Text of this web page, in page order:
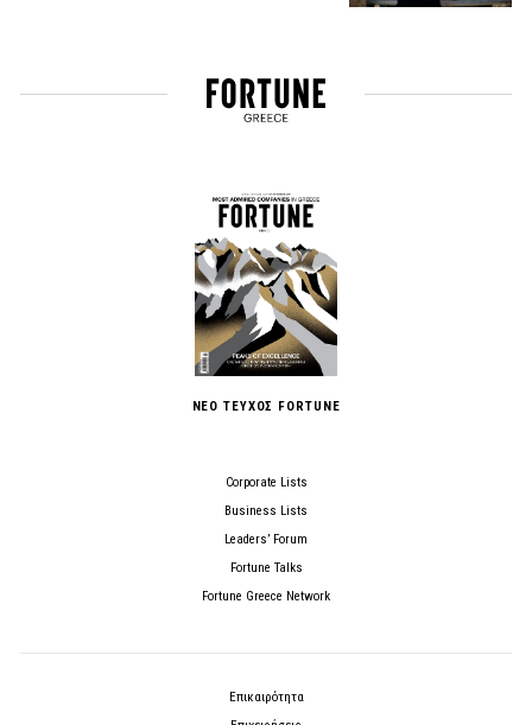
ΝΕΟ ΤΕΥΧΟΣ FORTUNE
Corporate Lists
Business Lists
Leaders’ Forum
Fortune Talks
Fortune Greece Network
Επικαιρότητα